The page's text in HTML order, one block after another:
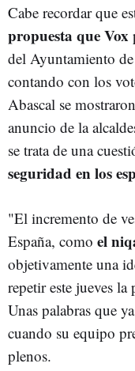
Cabe recordar que
propuesta que Vox
del Ayuntamiento
contando con los
Abascal se
anuncio de la
se trata de una
seguridad en los
"El incremento de
España, como el
objetivamente una
repetir este jueves
Unas palabras que
cuando su equipo
plenos.